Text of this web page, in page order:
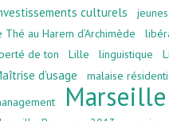
culturels
Thé au Harem d’Archimède
de ton
Lille linguistique
d’usage
malaise
Marseille